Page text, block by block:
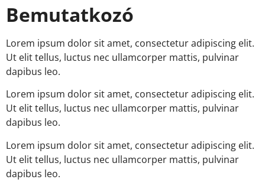
Bemutatkozó
Lorem ipsum dolor sit amet, consectetur adipiscing elit.
Ut elit tellus, luctus nec ullamcorper mattis, pulvinar
dapibus leo.
Lorem ipsum dolor sit amet, consectetur adipiscing elit.
Ut elit tellus, luctus nec ullamcorper mattis, pulvinar
dapibus leo.
Lorem ipsum dolor sit amet, consectetur adipiscing elit.
Ut elit tellus, luctus nec ullamcorper mattis, pulvinar
dapibus leo.